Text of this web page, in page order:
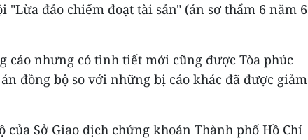
"Lừa đảo chiếm đoạt tài sản" (án sơ thẩm 6 năm 6
cáo nhưng có tình tiết mới cũng được Tòa phúc
đồng bộ so với những bị cáo khác đã được giảm
của Sở Giao dịch chứng khoán Thành phố Hồ Chí